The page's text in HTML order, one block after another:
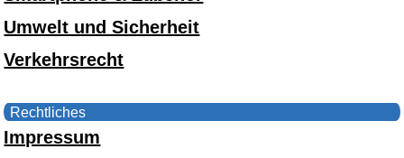
Umwelt und Sicherheit
Verkehrsrecht
Rechtliches
Impressum